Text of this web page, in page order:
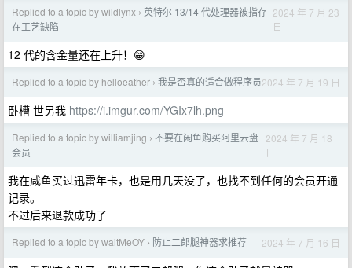
Replied to a topic by wildlynx › 英特尔 13/14 代处理器被指存
在工艺缺陷
2024 年 7 月 23
日
12 代的含金量还在上升！😁
Replied to a topic by helloeather › 我是否真的适合做程序员2024 年 7 月 19 日
卧槽 世另我 https://i.imgur.com/YGIx7lh.png
Replied to a topic by williamjing › 不要在闲鱼购买阿里云盘
会员
2024 年 7 月 18
日
我在咸鱼买过迅雷年卡，也是用几天没了，也找不到任何的会员开通
记录。
不过后来退款成功了
Replied to a topic by waitMeOY › 防止二郎腿神器求推荐 2024 年 7 月 16 日